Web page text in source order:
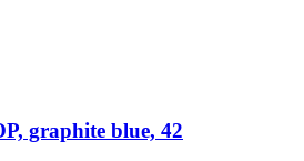
graphite blue, 42